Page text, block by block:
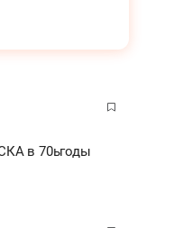
в 70ьгоды